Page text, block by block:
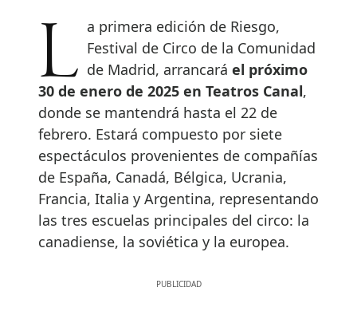
La primera edición de Riesgo, Festival de Circo de la Comunidad
de Madrid, arrancará el próximo
30 de enero de 2025 en Teatros Canal,
donde se mantendrá hasta el 22 de
febrero. Estará compuesto por siete
espectáculos provenientes de compañías
de España, Canadá, Bélgica, Ucrania,
Francia, Italia y Argentina, representando
las tres escuelas principales del circo: la
canadiense, la soviética y la europea.